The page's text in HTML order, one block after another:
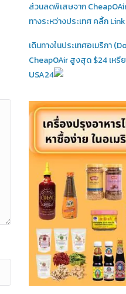
ส่วนลดพิเสษจาก
ทางระหว่างประเทศ คลิ้ก
เดินทางในประเทศอเมริกา
CheapOAir สูงสุด $24 เห
USA24